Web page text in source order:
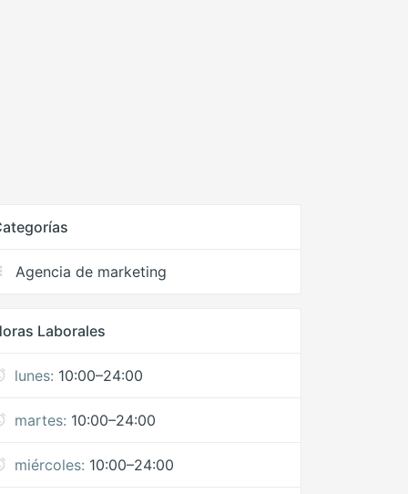
Agencia de marketing
Laborales
lunes: 10:00–24:00
martes: 10:00–24:00
miércoles: 10:00–24:00